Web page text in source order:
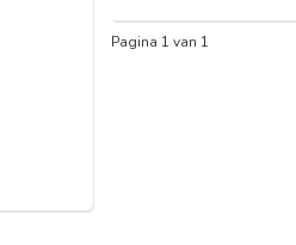
Pagina 1 van 1